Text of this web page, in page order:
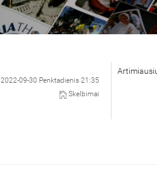
2022-09-30 Penktadienis 21:35
Skelbimai